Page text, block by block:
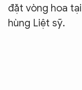
đặt vòng hoa
hùng Liệt sỹ.